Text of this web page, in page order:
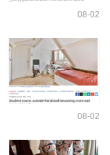
08-02
08-02